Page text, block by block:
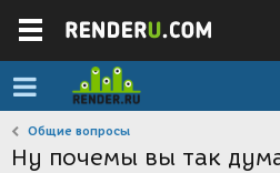
Общие вопросы
Ну почемы вы так